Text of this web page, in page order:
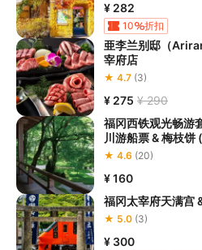
¥ 282
10 折扣
亜李兰别邸（
宰府店
★ 4.7 (3)
¥ 275 ¥ 290
福冈西铁观光畅游
川游船票 & 梅枝饼
★ 4.6 (20)
¥ 160
福冈太宰府天满宫
★ 5.0 (3)
¥ 300